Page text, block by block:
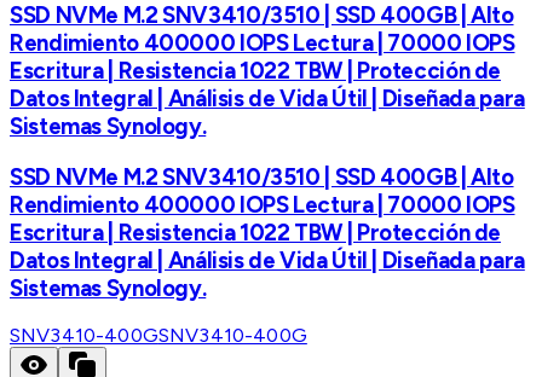
SSD NVMe M.2 SNV3410/3510 | SSD 400GB | Alto
Rendimiento 400000 IOPS Lectura | 70000 IOPS
Escritura | Resistencia 1022 TBW | Protección de
Datos Integral | Análisis de Vida Útil | Diseñada para
Sistemas Synology.
SSD NVMe M.2 SNV3410/3510 | SSD 400GB | Alto
Rendimiento 400000 IOPS Lectura | 70000 IOPS
Escritura | Resistencia 1022 TBW | Protección de
Datos Integral | Análisis de Vida Útil | Diseñada para
Sistemas Synology.
SNV3410-400GSNV3410-400G